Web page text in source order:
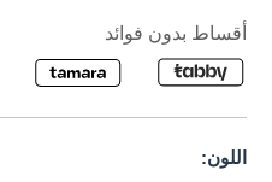
أقساط بدون فوائد
اللون: